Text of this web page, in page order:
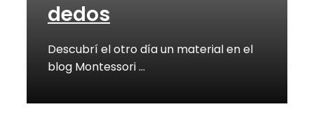
dedos
Descubrí el otro día un material en el
blog Montessori …